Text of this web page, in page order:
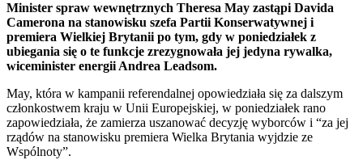
Minister spraw wewnętrznych Theresa May zastąpi Davida
Camerona na stanowisku szefa Partii Konserwatywnej i
premiera Wielkiej Brytanii po tym, gdy w poniedziałek z
ubiegania się o te funkcje zrezygnowała jej jedyna rywalka,
wiceminister energii Andrea Leadsom.
May, która w kampanii referendalnej opowiedziała się za dalszym
członkostwem kraju w Unii Europejskiej, w poniedziałek rano
zapowiedziała, że zamierza uszanować decyzję wyborców i “za jej
rządów na stanowisku premiera Wielka Brytania wyjdzie ze
Wspólnoty”.